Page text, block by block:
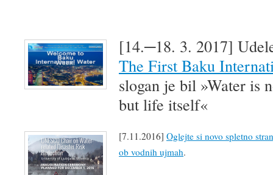
[14.─18. 3. 2017]
The First Baku
slogan je bil »Water is
but life itself«
[7.11.2016] Oglejte si novo spletno
ob vodnih ujmah.